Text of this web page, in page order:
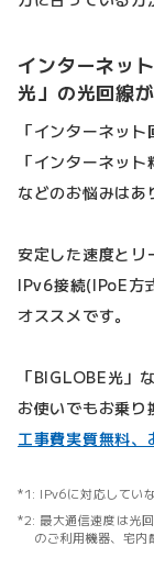
インターネッ
光」の光回線
「インターネット
「インターネット
などのお悩みはあ
安定した速度とリ
IPv6接続(IPoE方
オススメです。
「BIGLOBE光」
お使いでもお乗り
工事費実質無料、
IPv6に対応してい
最大通信速度は光
のご利用機器、宅内